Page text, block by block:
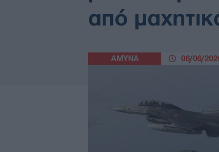
από
ΑΜΥΝΑ 06/06/